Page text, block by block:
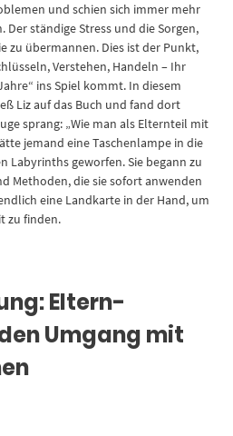
und schien sich immer mehr
Der ständige Stress und die Sorgen,
zu übermannen. Dies ist der Punkt,
Verstehen, Handeln – Ihr
ins Spiel kommt. In diesem
Liz auf das Buch und fand dort
sprang: „Wie man als Elternteil mit
jemand eine Taschenlampe in die
Labyrinths geworfen. Sie begann zu
Methoden, die sie sofort anwenden
eine Landkarte in der Hand, um
zu finden.
Eltern-
Umgang mit